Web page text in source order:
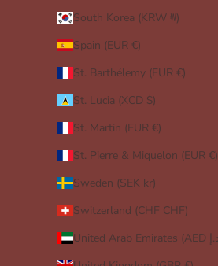
South Korea (KRW ₩)
Spain (EUR €)
St. Barthélemy (EUR €)
St. Lucia (XCD $)
St. Martin (EUR €)
St. Pierre & Miquelon (EUR €)
Sweden (SEK kr)
Switzerland (CHF CHF)